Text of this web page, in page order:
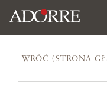
WRÓĆ (STRONA